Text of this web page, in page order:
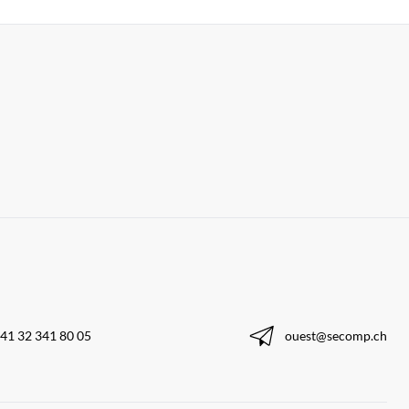
32 341 80 05 ouest@secomp.ch